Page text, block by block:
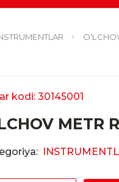
kodi: 30145001
METR